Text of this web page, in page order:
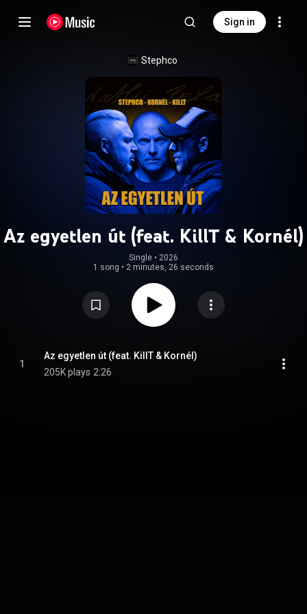
Sign in
Stephco
Az egyetlen út (feat. KillT & Kornél)
Single • 2026
1 song • 2 minutes, 26 seconds
1
Az egyetlen út (feat. KillT & Kornél)
205K plays 2:26